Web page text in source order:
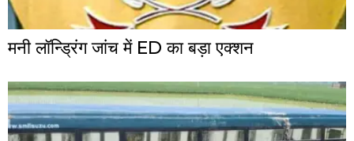
मनी लॉन्ड्रिंग जांच में ED का बड़ा एक्शन